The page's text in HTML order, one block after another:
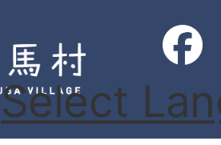
Select